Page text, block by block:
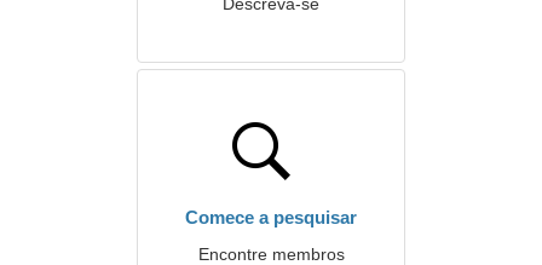
Comece a pesquisar
Encontre membros